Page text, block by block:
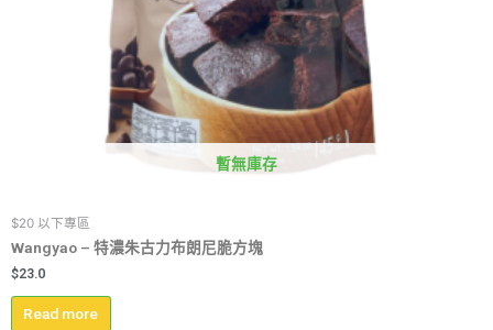
暫無庫存
$20 以下專區
Wangyao – 特濃朱古力布朗尼脆方塊
$23.0
Read more